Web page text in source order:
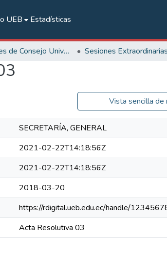
UEB Estadísticas
Sesiones de Consejo Universitario Sesiones Extraordinarias
Vista sencilla de
SECRETARÍA, GENERAL
2021-02-22T14:18:56Z
2021-02-22T14:18:56Z
2018-03-20
https://rdigital.ueb.edu.ec/handle/
Acta Resolutiva 03